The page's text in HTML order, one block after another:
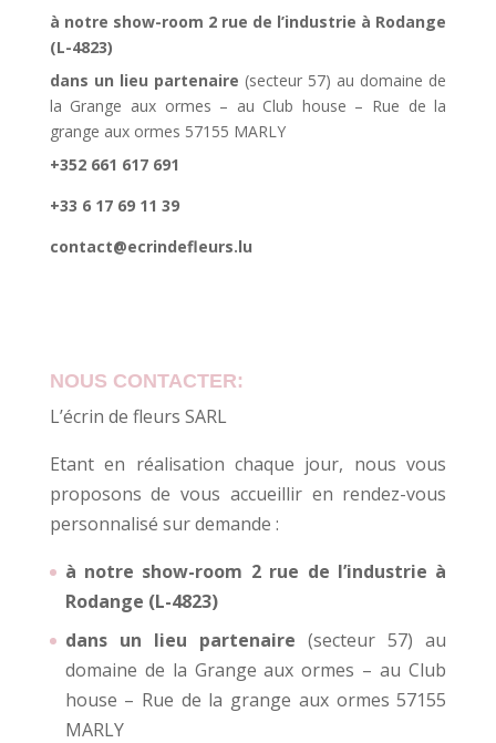
à notre show-room 2 rue de l’industrie à Rodange
(L-4823)
dans un lieu partenaire (secteur 57) au domaine de
la Grange aux ormes – au Club house – Rue de la
grange aux ormes 57155 MARLY
+352 661 617 691
+33 6 17 69 11 39
contact@ecrindefleurs.lu
NOUS CONTACTER:
L’écrin de fleurs SARL
Etant en réalisation chaque jour, nous vous
proposons de vous accueillir en rendez-vous
personnalisé sur demande :
à notre show-room 2 rue de l’industrie à
Rodange (L-4823)
dans un lieu partenaire (secteur 57) au
domaine de la Grange aux ormes – au Club
house – Rue de la grange aux ormes 57155
MARLY